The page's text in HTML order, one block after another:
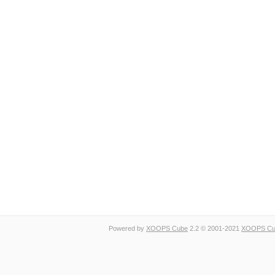
Powered by XOOPS Cube 2.2 © 2001-2021 XOOPS